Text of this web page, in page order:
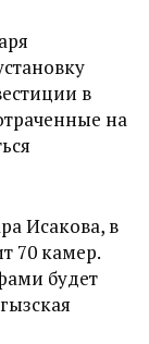
в
на
Исакова, в
70 камер.
будет